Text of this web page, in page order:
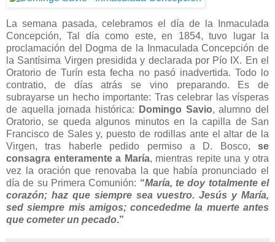
La semana pasada, celebramos el día de la Inmaculada
Concepción, Tal día como este, en 1854, tuvo lugar la
proclamación del Dogma de la Inmaculada Concepción de
la Santísima Virgen presidida y declarada por Pío IX. En el
Oratorio de Turín esta fecha no pasó inadvertida. Todo lo
contratio, de días atrás se vino preparando. Es de
subrayarse un hecho importante: Tras celebrar las vísperas
de aquella jornada histórica:
Domingo Savio, alumno del
Oratorio, se queda algunos minutos en la capilla de San
Francisco de Sales y, puesto de rodillas ante el altar de la
Virgen, tras haberle pedido permiso a D. Bosco, se
consagra enteramente a María, mientras repite una y otra
vez la oración que renovaba la que había pronunciado el
día de su Primera Comunión: “María, te doy totalmente el
corazón; haz que siempre sea vuestro. Jesús y María,
sed siempre mis amigos; concededme la muerte antes
que cometer un pecado.”